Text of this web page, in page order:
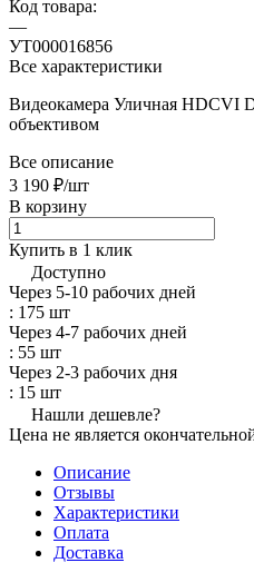
Код товара:
—
УТ000016856
Все характеристики
Видеокамера Уличная HDCVI
объективом
Все описание
3 190 ₽/шт
В корзину
Купить в 1 клик
Доступно
Через 5-10 рабочих дней
: 175 шт
Через 4-7 рабочих дней
: 55 шт
Через 2-3 рабочих дня
: 15 шт
Нашли дешевле?
Цена не является
Описание
Отзывы
Характеристики
Оплата
Доставка